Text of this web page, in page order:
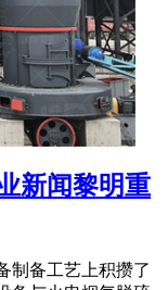
新闻黎明重
制备工艺上积攒了